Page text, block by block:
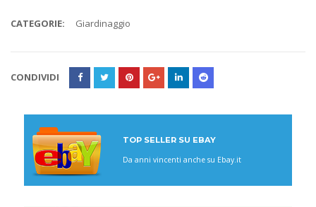
CATEGORIE: Giardinaggio
CONDIVIDI
TOP SELLER SU EBAY
Da anni vincenti anche su Ebay.it